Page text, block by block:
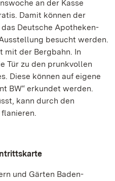
an der Kasse
Damit können der
Deutsche Apotheken-
besucht werden.
mit der Bergbahn. In
Tür zu den prunkvollen
Diese können auf eigene
BW“ erkundet werden.
kann durch den
und Gärten Baden-